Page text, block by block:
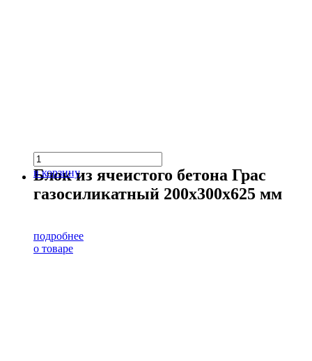
в корзину
Блок из ячеистого бетона Грас
газосиликатный 200х300х625 мм
подробнее
о товаре